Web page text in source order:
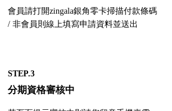
會員請打開zingala銀角零卡掃描付款條碼
/ 非會員則線上填寫申請資料並送出
STEP.3
分期資格審核中